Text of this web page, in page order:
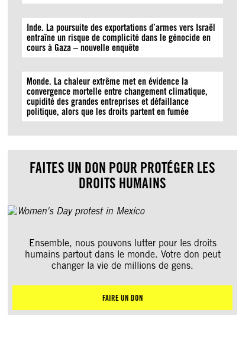
Inde. La poursuite des exportations d’armes vers Israël
entraîne un risque de complicité dans le génocide en
cours à Gaza – nouvelle enquête
Monde. La chaleur extrême met en évidence la
convergence mortelle entre changement climatique,
cupidité des grandes entreprises et défaillance
politique, alors que les droits partent en fumée
FAITES UN DON POUR PROTÉGER LES
DROITS HUMAINS
Ensemble, nous pouvons lutter pour les droits
humains partout dans le monde. Votre don peut
changer la vie de millions de gens.
FAIRE UN DON